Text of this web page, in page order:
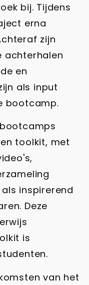
bij. Tijdens
erna
zijn
achterhalen
en
als input
bootcamp.
toolkit, met
inspirerend
Deze
is
van het